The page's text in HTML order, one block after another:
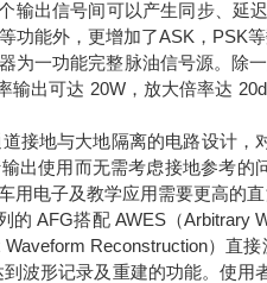
输出信号间可以产生同步、延
能外，更增加了ASK，PSK
为一功能完整脉油信号源。除
输出可达 20W，放大倍率达
接地与大地隔离的电路设计，
出使用而无需考虑接地参考的
用电子及教学应用需要更高的
AFG搭配 AWES（Arbitrary
Reconstruction）直
波形记录及重建的功能。使用